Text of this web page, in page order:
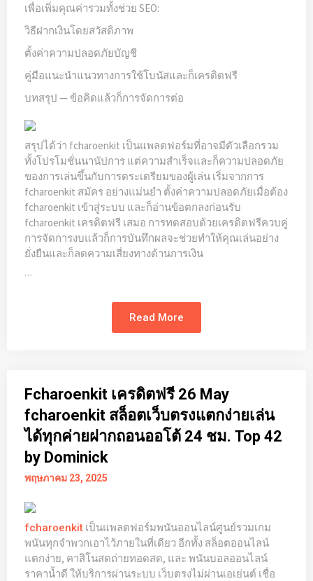
เพื่อเพิ่มคุณค่ารวมทั้งช่วย SEO:
วิธีฝากเงินโดยสวัสดิภาพ
ตั้งค่าความปลอดภัยบัญชี
คู่มือแนะนำแนวทางการใช้โบนัสและก็เครดิตฟรี
บทสรุป — ข้อคิดแล้วก็การจัดการต่อ
สรุปได้ว่า fcharoenkit เป็นแพลตฟอร์มที่อาจมีตัวเลือกรวม
ทั้งโปรโมชั่นนานัปการ แต่ความสำเร็จและก็ความปลอดภัย
ของการเล่นขึ้นกับการตระเตรียมของผู้เล่น เริ่มจากการ
fcharoenkit สมัคร อย่างแม่นยำ ตั้งค่าความปลอดภัยเมื่อต้อง
fcharoenkit เข้าสู่ระบบ และก็อ่านข้อตกลงก่อนรับ
fcharoenkit เครดิตฟรี เสมอ การทดสอบด้วยเครดิตฟรีควบคู่
การจัดการงบแล้วก็การบันทึกผลจะช่วยทำให้คุณเล่นอย่าง
ยั่งยืนและก็ลดความเสี่ยงทางด้านการเงิน
Read More
Fcharoenkit เครดิตฟรี 26 May
fcharoenkit สล็อตเว็บตรงแตกง่ายเล่น
ได้ทุกค่ายฝากถอนออโต้ 24 ชม. Top 42
by Dominick
พฤษภาคม 23, 2025
fcharoenkit เป็นแพลตฟอร์มพนันออนไลน์ศูนย์รวมเกม
พนันทุกจำพวกเอาไว้ภายในที่เดียว อีกทั้ง สล็อตออนไลน์
แตกง่าย, คาสิโนสดถ่ายทอดสด, และ พนันบอลออนไลน์
ราคาน้ำดี ให้บริการผ่านระบบ เว็บตรงไม่ผ่านเอเย่นต์ เชื่อ